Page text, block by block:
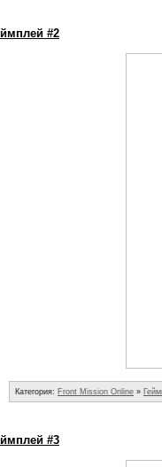
#2
Категория: Front Mission Online »
#3